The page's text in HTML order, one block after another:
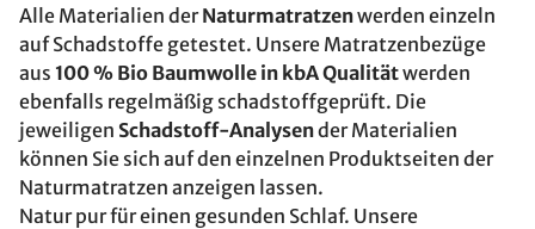
Alle Materialien derNaturmatratzenwerden einzeln
auf Schadstoffe getestet. Unsere Matratzenbezüge
aus 100 % Bio Baumwolle in kbA Qualitätwerden
ebenfalls regelmäßig schadstoffgeprüft. Die
jeweiligen Schadstoff-Analysender Materialien
können Sie sich auf den einzelnen Produktseiten der
Naturmatratzen anzeigen lassen.
Natur pur für einen gesunden Schlaf. Unsere